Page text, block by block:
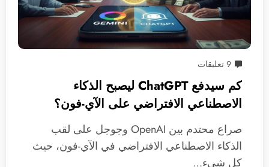
9 تعليقات
كم سيدفع ChatGPT ليصبح الذكاء
الاصطناعي الافتراضي على الآي-فون؟
صراع محتدم بين OpenAI وجوجل على لقب
الذكاء الاصطناعي الافتراضي في الآي-فون، حيث
كل شيء…